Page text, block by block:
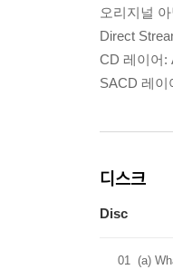
오리지널
Direct
CD 레이어:
SACD 레이
디스크
Disc
01 (a)